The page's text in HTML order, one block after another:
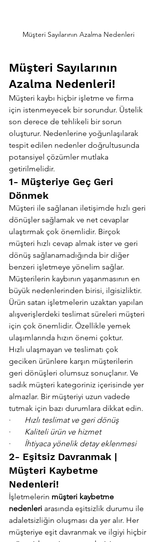
Müşteri Sayılarının Azalma Nedenleri
Müşteri Sayılarının
Azalma Nedenleri!
Müşteri kaybı hiçbir işletme ve firma
için istenmeyecek bir sorundur. Üstelik
son derece de tehlikeli bir sorun
oluşturur. Nedenlerine yoğunlaşılarak
tespit edilen nedenler doğrultusunda
potansiyel çözümler mutlaka
getirilmelidir.
1- Müşteriye Geç Geri
Dönmek
Müşteri ile sağlanan iletişimde hızlı geri
dönüşler sağlamak ve net cevaplar
ulaştırmak çok önemlidir. Birçok
müşteri hızlı cevap almak ister ve geri
dönüş sağlanamadığında bir diğer
benzeri işletmeye yönelim sağlar.
Müşterilerin kaybının yaşanmasının en
büyük nedenlerinden birisi, ilgisizliktir.
Ürün satan işletmelerin uzaktan yapılan
alışverişlerdeki teslimat süreleri müşteri
için çok önemlidir. Özellikle yemek
ulaşımlarında hızın önemi çoktur.
Hızlı ulaşmayan ve teslimatı çok
geciken ürünlere karşın müşterilerin
geri dönüşleri olumsuz sonuçlanır. Ve
sadık müşteri kategoriniz içerisinde yer
almazlar. Bir müşteriyi uzun vadede
tutmak için bazı durumlara dikkat edin.
·
Hızlı teslimat ve geri dönüş
·
Kaliteli ürün ve hizmet
·
İhtiyaca yönelik detay eklenmesi
2- Eşitsiz Davranmak |
Müşteri Kaybetme
Nedenleri!
İşletmelerin müşteri kaybetme
nedenleri arasında eşitsizlik durumu ile
adaletsizliğin oluşması da yer alır. Her
müşteriye eşit davranmak ve ilgiyi hiçbir